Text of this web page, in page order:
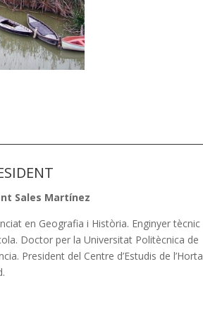
Sales Martínez
en Geografia i Història. Enginyer tècnic
Doctor per la Universitat Politècnica de
President del Centre d’Estudis de l’Horta